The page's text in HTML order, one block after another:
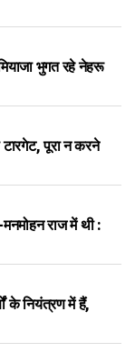
भुगत रहे नेहरू
टारगेट, पूरा न करने
मनमोहन राज में थी :
के नियंत्रण में हैं,